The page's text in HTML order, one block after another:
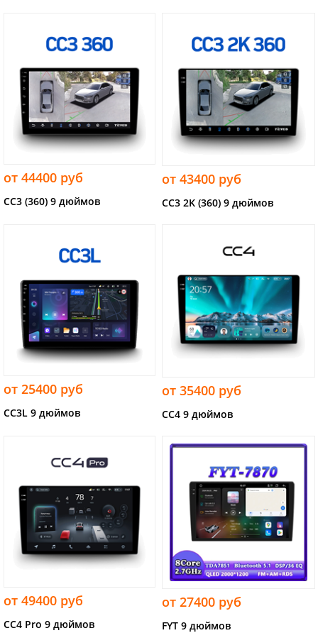
от 44400 руб
CC3 (360) 9 дюймов
от 43400 руб
CC3 2K (360) 9 дюймов
от 25400 руб
CC3L 9 дюймов
от 35400 руб
CC4 9 дюймов
от 49400 руб
CC4 Pro 9 дюймов
от 27400 руб
FYT 9 дюймов